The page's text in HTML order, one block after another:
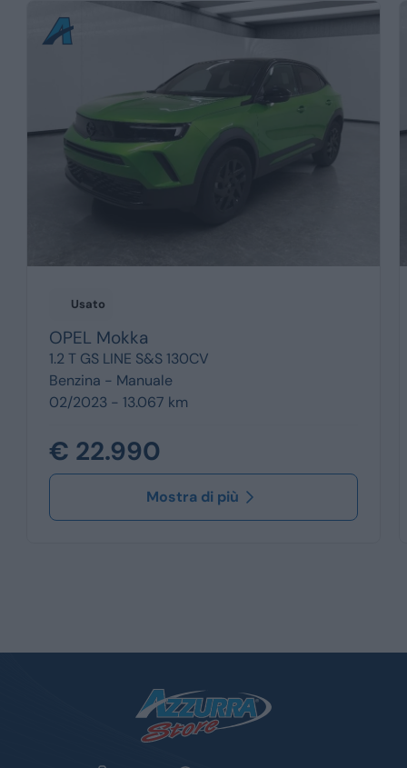
Usato
OPEL Mokka
1.2 T GS LINE S&S 130CV
Benzina - Manuale
02/2023 - 13.067 km
€ 22.990
Mostra di più